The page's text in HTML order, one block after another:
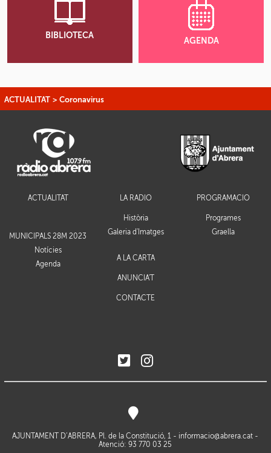
BIBLIOTECA
AGENDA
ACTUALITAT > Coronavirus
ACTUALITAT
MUNICIPALS 28M 2023
Notícies
Agenda
LA RÀDIO
Història
Galeria d'Imatges
PROGRAMACIÓ
Programes
Graella
A LA CARTA
ANUNCIA'T
CONTACTE
AJUNTAMENT D’ABRERA, Pl. de la Constitució, 1 - informacio@abrera.cat -
Atenció: 93 770 03 25